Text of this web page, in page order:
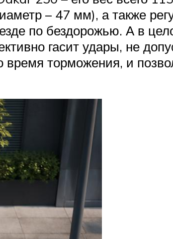
– 47 мм), а также
по бездорожью. А в
гасит удары, не
торможения, и